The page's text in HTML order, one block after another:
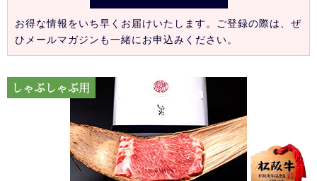
お得な情報をいち早くお届けいたします。ご登録の際は、ぜ
ひメールマガジンも一緒にお申込みください。